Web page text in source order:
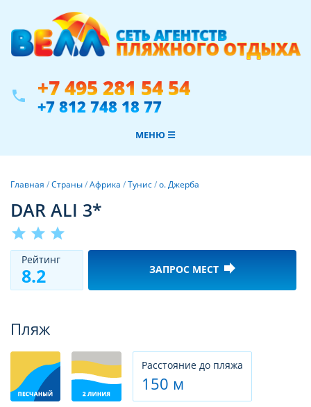
phone +7 495 281 54 54
+7 812 748 18 77
МЕНЮ ☰
Главная /Страны/Африка /Тунис/о. Джерба
DAR ALI 3*
star star star
Рeйтинг
8.2 ЗАПРОС МЕСТ forward
Пляж
Расстояние до пляжа
150 м